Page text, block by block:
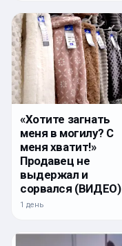
«Хотите загнать
меня в могилу? С
меня хватит!»
Продавец не
выдержал и
сорвался (ВИДЕО)
1 день